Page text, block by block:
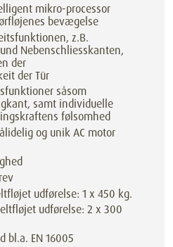
mikro-processor
bevægelse
z.B.
Nebenschliesskanten,
der
der Tür
såsom
samt individuelle
følsomhed
og unik AC motor
udførelse: 1 x 450 kg.
udførelse: 2 x 300
bl.a. EN 16005